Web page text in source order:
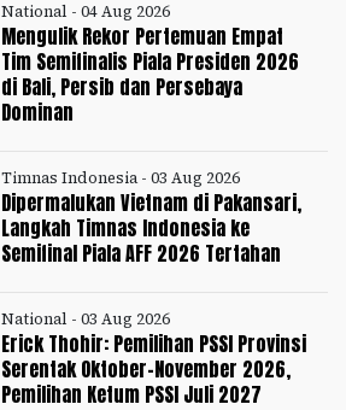
National - 04 Aug 2026
Mengulik Rekor Pertemuan Empat
Tim Semifinalis Piala Presiden 2026
di Bali, Persib dan Persebaya
Dominan
Timnas Indonesia - 03 Aug 2026
Dipermalukan Vietnam di Pakansari,
Langkah Timnas Indonesia ke
Semifinal Piala AFF 2026 Tertahan
National - 03 Aug 2026
Erick Thohir: Pemilihan PSSI Provinsi
Serentak Oktober-November 2026,
Pemilihan Ketum PSSI Juli 2027